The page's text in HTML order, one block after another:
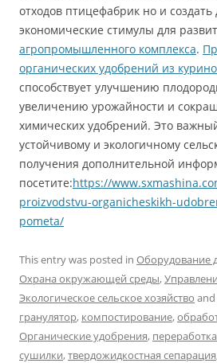
отходов птицефабрик но и
экономические стимулы для
агропромышленного комплекса.
органических удобрений из
способствует улучшению
увеличению урожайности и
химических удобрений. Это
устойчивому и экологичному
получения дополнительной
посетите:https://
proizvodstvu-organicheskikh-
pometa/
This entry was posted in Оборудование
Охрана окружающей среды,
Экологическое сельское хозяйство
гранулятор, компостирование,
Органические удобрения,
сушилки,твердожидкостная сепарация